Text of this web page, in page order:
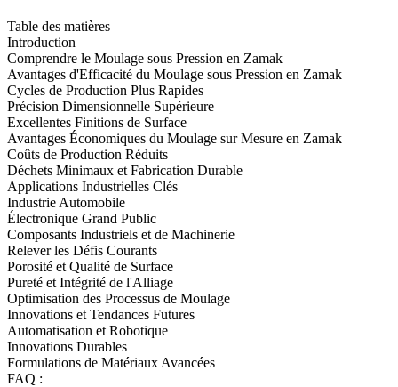
Table des matières
Introduction
Comprendre le Moulage sous Pression en Zamak
Avantages d'Efficacité du Moulage sous Pression en Zamak
Cycles de Production Plus Rapides
Précision Dimensionnelle Supérieure
Excellentes Finitions de Surface
Avantages Économiques du Moulage sur Mesure en Zamak
Coûts de Production Réduits
Déchets Minimaux et Fabrication Durable
Applications Industrielles Clés
Industrie Automobile
Électronique Grand Public
Composants Industriels et de Machinerie
Relever les Défis Courants
Porosité et Qualité de Surface
Pureté et Intégrité de l'Alliage
Optimisation des Processus de Moulage
Innovations et Tendances Futures
Automatisation et Robotique
Innovations Durables
Formulations de Matériaux Avancées
FAQ :